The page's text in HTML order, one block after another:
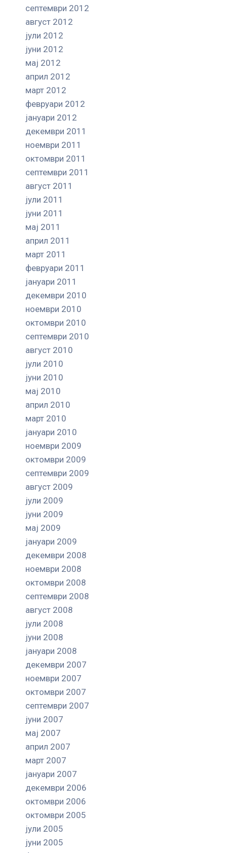
септември 2012
август 2012
јули 2012
јуни 2012
мај 2012
април 2012
март 2012
февруари 2012
јануари 2012
декември 2011
ноември 2011
октомври 2011
септември 2011
август 2011
јули 2011
јуни 2011
мај 2011
април 2011
март 2011
февруари 2011
јануари 2011
декември 2010
ноември 2010
октомври 2010
септември 2010
август 2010
јули 2010
јуни 2010
мај 2010
април 2010
март 2010
јануари 2010
ноември 2009
октомври 2009
септември 2009
август 2009
јули 2009
јуни 2009
мај 2009
јануари 2009
декември 2008
ноември 2008
октомври 2008
септември 2008
август 2008
јули 2008
јуни 2008
јануари 2008
декември 2007
ноември 2007
октомври 2007
септември 2007
јуни 2007
мај 2007
април 2007
март 2007
јануари 2007
декември 2006
октомври 2006
октомври 2005
јули 2005
јуни 2005